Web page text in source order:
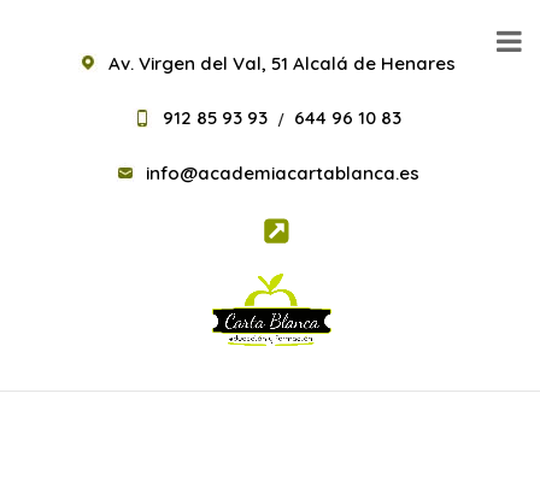
Av. Virgen del Val, 51 Alcalá de Henares
912 85 93 93 / 644 96 10 83
info@academiacartablanca.es